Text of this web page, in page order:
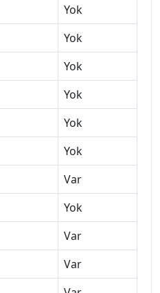
Yok
Yok
Yok
Yok
Yok
Yok
Var
Yok
Var
Var